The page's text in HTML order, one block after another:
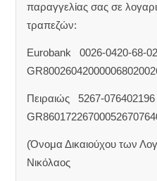
παραγγελίας σας σε
τραπεζών:
Eurobank 0026-0420-68-
Πειραιώς 5267-076402196
(Όνομα Δικαιούχου των
Νικόλαος